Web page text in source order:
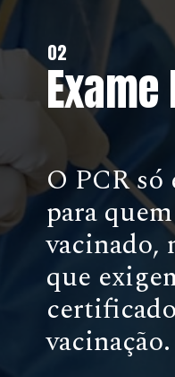
Exame
02
.
O PCR
para
vacinado,
que
vacinação.